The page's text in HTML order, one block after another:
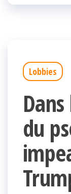
k
Lobbies
du